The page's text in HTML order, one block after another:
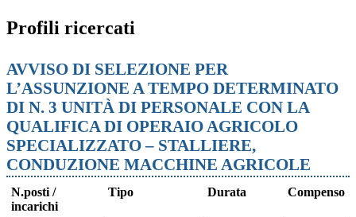
Profili ricercati
AVVISO DI SELEZIONE PER
L’ASSUNZIONE A TEMPO DETERMINATO
DI N. 3 UNITÀ DI PERSONALE CON LA
QUALIFICA DI OPERAIO AGRICOLO
SPECIALIZZATO – STALLIERE,
CONDUZIONE MACCHINE AGRICOLE
N.posti /
incarichi
Tipo Durata Compenso